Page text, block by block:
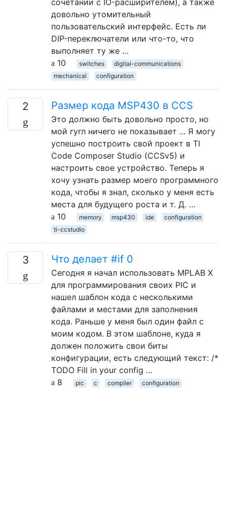
довольно утомительный
пользовательский интерфейс. Есть ли
DIP-переключатели или что-то, что
выполняет ту же …
10
switches
digital-communications
mechanical
configuration
2 Размер кода MSP430 в CCS
Это должно быть довольно просто, но
мой гугл ничего не показывает ... Я могу
успешно построить свой проект в TI
Code Composer Studio (CCSv5) и
настроить свое устройство. Теперь я
хочу узнать размер моего программного
кода, чтобы я знал, сколько у меня есть
места для будущего роста и т. Д. …
10
memory msp430 ide
configuration
ti-ccstudio
3 Что делает #if 0
Сегодня я начал использовать MPLAB X
для программирования своих PIC и
нашел шаблон кода с несколькими
файлами и местами для заполнения
кода. Раньше у меня был один файл с
моим кодом. В этом шаблоне, куда я
должен положить свои биты
конфигурации, есть следующий текст: /*
TODO Fill in your config …
8
pic c compiler configuration